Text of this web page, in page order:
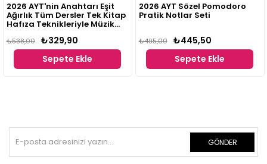
2026 AYT'nin Anahtarı Eşit
Ağırlık Tüm Dersler Tek Kitap
Hafıza Teknikleriyle Müzik
₺329,90
₺538,00
Sepete Ekle
2026 AYT Sözel Pomodoro
Pratik Notlar Seti
₺445,50
₺495,00
Sepete Ekle
GÖNDER